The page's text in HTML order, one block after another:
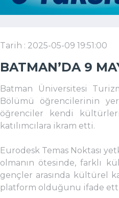
Tarih : 2025-05-09 19:51:00
BATMAN’DA 9
Batman Üniversitesi
Bölümü öğrencilerinin
öğrenciler kendi
katılımcılara ikram etti.
Eurodesk Temas Noktası
olmanın ötesinde, farklı
gençler arasında kültürel
platform olduğunu ifade